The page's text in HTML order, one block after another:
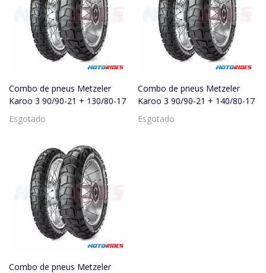
Combo de pneus Metzeler
Karoo 3 90/90-21 + 130/80-17
Esgotado
Combo de pneus Metzeler
Karoo 3 90/90-21 + 140/80-17
Esgotado
Combo de pneus Metzeler